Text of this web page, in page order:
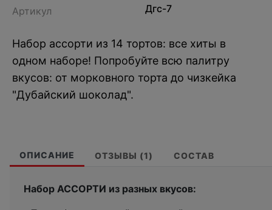
Артикул
Дгс-7
Набор ассорти из 14 тортов: все хиты в
одном наборе! Попробуйте всю палитру
вкусов: от морковного торта до чизкейка
"Дубайский шоколад".
ОПИСАНИЕ ОТЗЫВЫ (1) СОСТАВ
Набор АССОРТИ из разных вкусов: